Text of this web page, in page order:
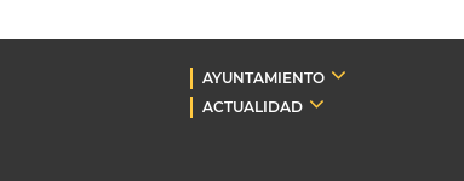
AYUNTAMIENTO
ACTUALIDAD